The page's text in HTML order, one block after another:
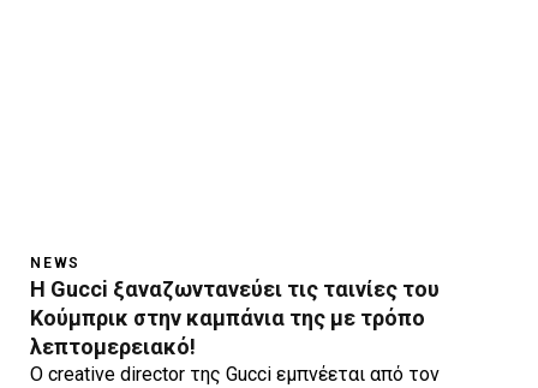
NEWS
H Gucci ξαναζωντανεύει τις ταινίες του
Κούμπρικ στην καμπάνια της με τρόπο
λεπτομερειακό!
O creative director της Gucci εμπνέεται από τον